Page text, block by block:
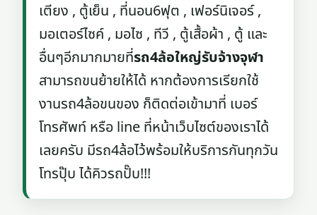
เตียง , ตู้เย็น , ที่นอน6ฟุต , เฟอร์นิเจอร์ ,
มอเตอร์ไซค์ , มอไซ , ทีวี , ตู้เสื้อผ้า , ตู้ และ
อื่นๆอีกมากมายที่รถ4ล้อใหญ่รับจ้างจุฬา
สามารถขนย้ายให้ได้ หากต้องการเรียกใช้
งานรถ4ล้อขนของ ก็ติดต่อเข้ามาที่ เบอร์
โทรศัพท์ หรือ line ที่หน้าเว็บไซต์ของเราได้
เลยครับ มีรถ4ล้อไว้พร้อมให้บริการกันทุกวัน
โทรปุ๊บ ได้คิวรถปั๊บ!!!